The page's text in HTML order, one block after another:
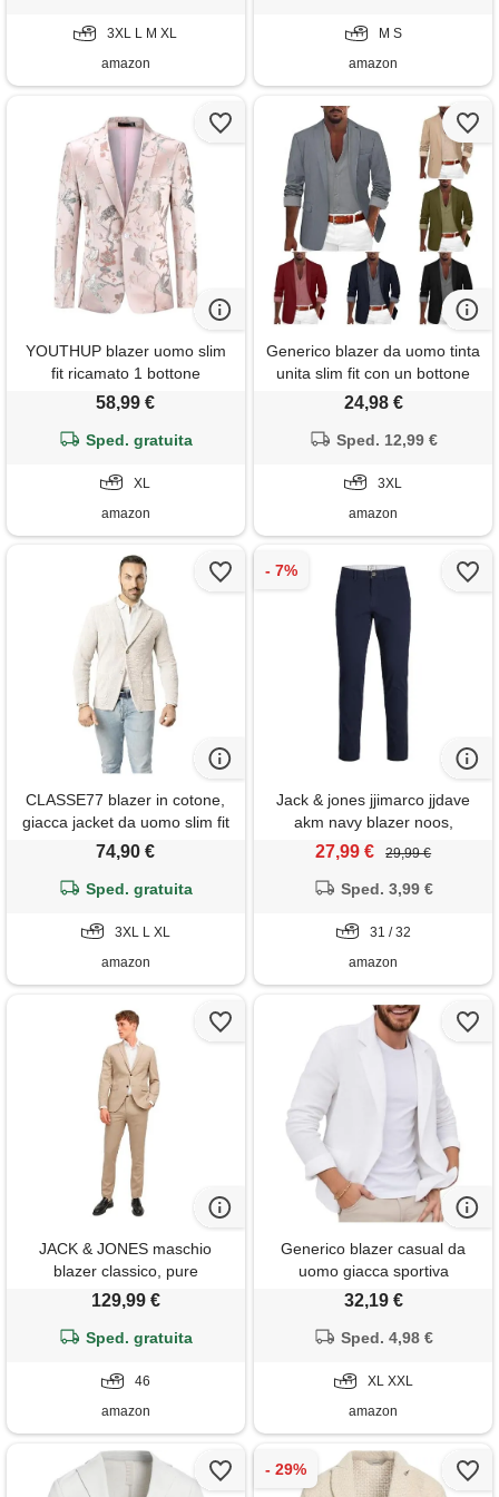
beige)
3XL L M XL
amazon
M S
amazon
YOUTHUP blazer uomo slim
fit ricamato 1 bottone
monopetto elegante
58,99 €
Sped. gratuita
XL
amazon
Generico blazer da uomo tinta
unita slim fit con un bottone
suit jacket formale elegante
24,98 €
Sped. 12,99 €
3XL
amazon
CLASSE77 blazer in cotone,
giacca jacket da uomo slim fit
- punto cucitura chicco di riso
casual, classica sportiva (it,
lino)
74,90 €
Sped. gratuita
3XL L XL
amazon
Jack & jones jjimarco jjdave
akm navy blazer noos,
pantaloni uomo, navy blazer,
27,99 € 29,99 €
Sped. 3,99 €
31 / 32
amazon
JACK & JONES maschio
blazer classico, pure
cashmere. , 50
129,99 €
Sped. gratuita
46
amazon
Generico blazer casual da
uomo giacca sportiva
elegante effetto lino giacche
vestibilità regolare estive
abbigliamento sportivo
32,19 €
Sped. 4,98 €
XL XXL
amazon